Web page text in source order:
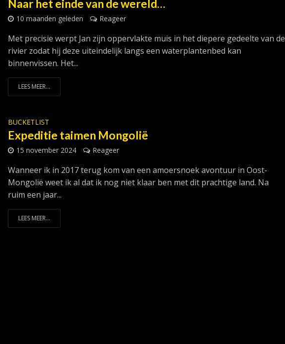
Naar het einde van de wereld…
10 maanden geleden Reageer
Met precisie werpt Jan zijn oppervlakte muis in het diepere gedeelte van de
rivier zodat hij deze uiteindelijk langs een waterplantenbed kan
binnenvissen. Het...
LEES MEER...
BUCKETLIST
Expeditie taimen Mongolië
15 november 2024 Reageer
Wanneer ik in 2017 terug kom van een amoersnoek avontuur in Oost-
Mongolië weet ik al dat ik nog niet klaar ben met dit prachtige land. Na
ruim een jaar...
LEES MEER...